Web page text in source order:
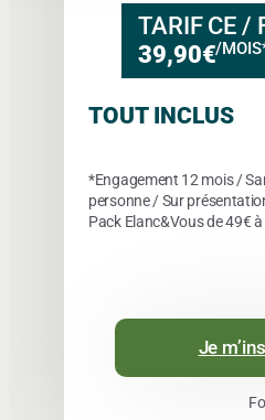
TARIF CE /
39,90€/
TOUT INCLUS
*Engagement 12 mois /
personne / Sur
Pack Elanc&Vous de49€à
Je